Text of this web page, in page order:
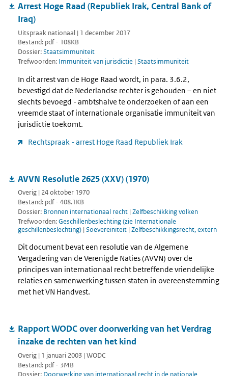
Arrest Hoge Raad (Republiek Irak, Central Bank of
Iraq)
Uitspraak nationaal | 1 december 2017
Bestand: pdf - 108KB
Dossier:Staatsimmuniteit
Trefwoorden: Immuniteit van jurisdictie | Staatsimmuniteit
In dit arrest van de Hoge Raad wordt, in para. 3.6.2,
bevestigd dat de Nederlandse rechter is gehouden – en niet
slechts bevoegd - ambtshalve te onderzoeken of aan een
vreemde staat of internationale organisatie immuniteit van
jurisdictie toekomt.
Rechtspraak - arrest Hoge Raad Republiek Irak
AVVN Resolutie 2625 (XXV) (1970)
Overig | 24 oktober 1970
Bestand: pdf - 408.1KB
Dossier: Bronnen internationaal recht | Zelfbeschikking volken
Trefwoorden:Geschillenbeslechting (zie Internationale
geschillenbeslechting) | Soevereiniteit | Zelfbeschikkingsrecht, extern
Dit document bevat een resolutie van de Algemene
Vergadering van de Verenigde Naties (AVVN) over de
principes van internationaal recht betreffende vriendelijke
relaties en samenwerking tussen staten in overeenstemming
met het VN Handvest.
Rapport WODC over doorwerking van het Verdrag
inzake de rechten van het kind
Overig | 1 januari 2003 | WODC
Bestand: pdf - 3MB